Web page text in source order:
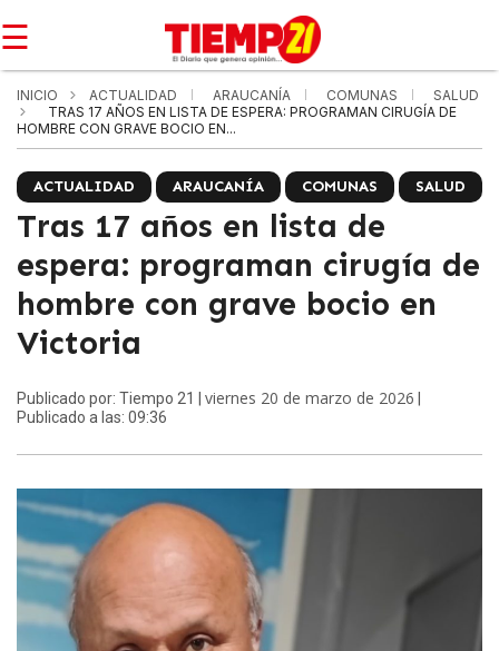
☰
INICIO ACTUALIDAD ARAUCANÍA COMUNAS
SALUD
TRAS 17 AÑOS EN LISTA DE ESPERA: PROGRAMAN CIRUGÍA DE
HOMBRE CON GRAVE BOCIO EN...
ACTUALIDAD ARAUCANÍA COMUNAS SALUD
Tras 17 años en lista de
espera: programan cirugía de
hombre con grave bocio en
Victoria
Publicado por: Tiempo 21 | viernes 20 de marzo de 2026
Publicado a las: 09:36